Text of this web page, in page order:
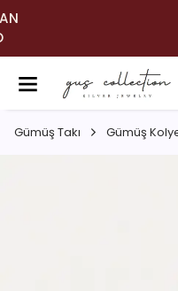
SAAT
Gümüş Takı Gümüş